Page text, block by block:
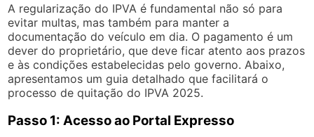
A regularização do IPVA é fundamental não só para
evitar multas, mas também para manter a
documentação do veículo em dia. O pagamento é um
dever do proprietário, que deve ficar atento aos prazos
e às condições estabelecidas pelo governo. Abaixo,
apresentamos um guia detalhado que facilitará o
processo de quitação do IPVA 2025.
Passo 1: Acesso ao Portal Expresso